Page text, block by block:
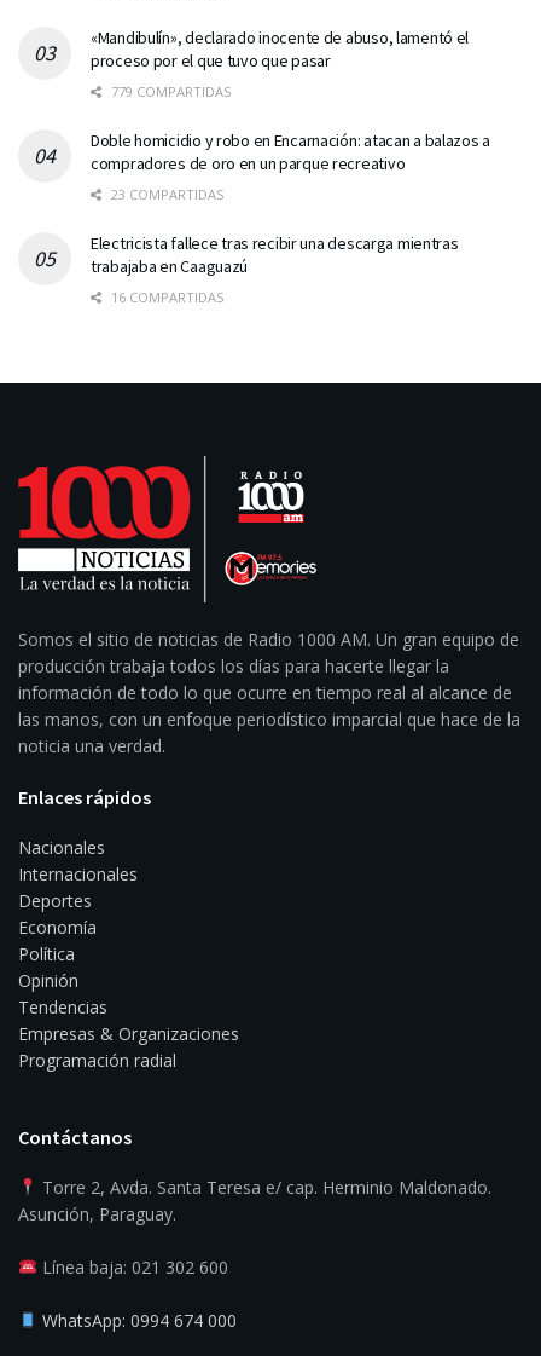
«Mandibulín», declarado inocente de abuso, lamentó el
proceso por el que tuvo que pasar
779 COMPARTIDAS
Doble homicidio y robo en Encarnación: atacan a balazos a
compradores de oro en un parque recreativo
23 COMPARTIDAS
Electricista fallece tras recibir una descarga mientras
trabajaba en Caaguazú
16 COMPARTIDAS
Somos el sitio de noticias de Radio 1000 AM. Un gran equipo de
producción trabaja todos los días para hacerte llegar la
información de todo lo que ocurre en tiempo real al alcance de
las manos, con un enfoque periodístico imparcial que hace de la
noticia una verdad.
Enlaces rápidos
Nacionales
Internacionales
Deportes
Economía
Política
Opinión
Tendencias
Empresas & Organizaciones
Programación radial
Contáctanos
Torre 2, Avda. Santa Teresa e/ cap. Herminio Maldonado.
Asunción, Paraguay.
Línea baja: 021 302 600
WhatsApp: 0994 674 000